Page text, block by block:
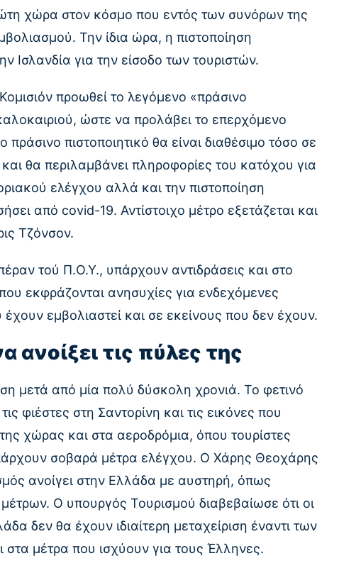
χώρα στον κόσμο που εντός των συνόρων της
Την ίδια ώρα, η πιστοποίηση
Ισλανδία για την είσοδο των τουριστών.
προωθεί το λεγόμενο «πράσινο
ώστε να προλάβει το επερχόμενο
πιστοποιητικό θα είναι διαθέσιμο τόσο σε
θα περιλαμβάνει πληροφορίες του κατόχου για
ελέγχου αλλά και την πιστοποίηση
από covid-19. Αντίστοιχο μέτρο εξετάζεται και
Τζόνσον.
τού Π.Ο.Υ., υπάρχουν αντιδράσεις και στο
εκφράζονται ανησυχίες για ενδεχόμενες
εμβολιαστεί και σε εκείνους που δεν έχουν.
ανοίξει τις πύλες της
μετά από μία πολύ δύσκολη χρονιά. Το φετινό
φιέστες στη Σαντορίνη και τις εικόνες που
χώρας και στα αεροδρόμια, όπου τουρίστες
σοβαρά μέτρα ελέγχου. Ο Χάρης Θεοχάρης
ανοίγει στην Ελλάδα με αυστηρή, όπως
Ο υπουργός Τουρισμού διαβεβαίωσε ότι οι
δεν θα έχουν ιδιαίτερη μεταχείριση έναντι των
μέτρα που ισχύουν για τους Έλληνες.